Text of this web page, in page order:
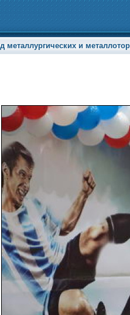
и